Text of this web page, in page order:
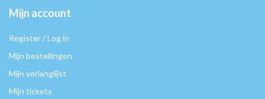
Mijn account
Register / Log in
Mijn bestellingen
Mijn verlanglijst
Mijn tickets